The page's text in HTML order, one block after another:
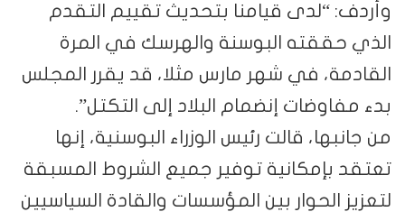
وأردف: “لدى قيامنا بتحديث تقييم التقدم
الذي حققته البوسنة والهرسك في المرة
القادمة، في شهر مارس مثلا، قد يقرر المجلس
بدء مفاوضات إنضمام البلاد إلى التكتل”.
من جانبها، قالت رئيس الوزراء البوسنية، إنها
تعتقد بإمكانية توفير جميع الشروط المسبقة
لتعزيز الحوار بين المؤسسات والقادة السياسيين